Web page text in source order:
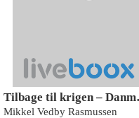
Mikkel Vedby Rasmussen